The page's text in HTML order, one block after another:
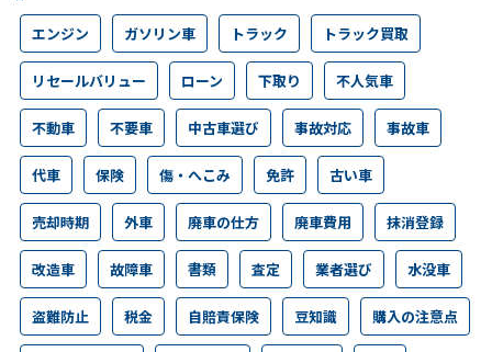
エンジン ガソリン車 トラック トラック買取
リセールバリュー ローン 下取り 不人気車
不動車 不要車 中古車選び 事故対応 事故車
代車 保険 傷・へこみ 免許 古い車
売却時期 外車 廃車の仕方 廃車費用 抹消登録
改造車 故障車 書類 査定 業者選び 水没車
盗難防止 税金 自賠責保険 豆知識 購入の注意点